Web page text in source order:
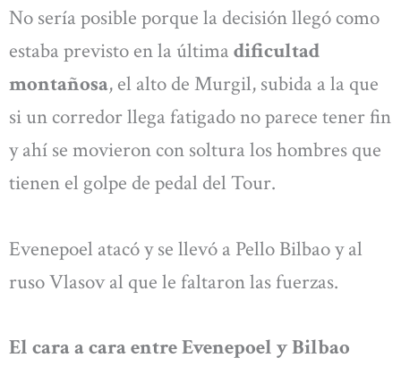
No sería posible porque la decisión llegó como
estaba previsto en la última dificultad
montañosa, el alto de Murgil, subida a la que
si un corredor llega fatigado no parece tener fin
y ahí se movieron con soltura los hombres que
tienen el golpe de pedal del Tour.
Evenepoel atacó y se llevó a Pello Bilbao y al
ruso Vlasov al que le faltaron las fuerzas.
El cara a cara entre Evenepoel y Bilbao